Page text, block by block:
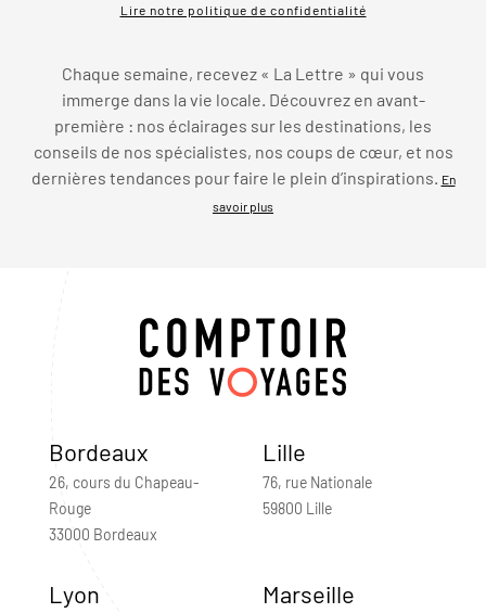
Lire notre politique de confidentialité
Chaque semaine, recevez « La Lettre » qui vous
immerge dans la vie locale. Découvrez en avant-
première : nos éclairages sur les destinations, les
conseils de nos spécialistes, nos coups de cœur, et nos
dernières tendances pour faire le plein d’inspirations.
En
savoir plus
Bordeaux
26, cours du Chapeau-
Rouge
33000 Bordeaux
Lille
76, rue Nationale
59800 Lille
Lyon Marseille